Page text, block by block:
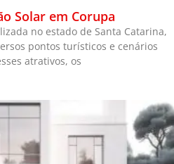
Solar em Corupa
no estado de Santa Catarina,
pontos turísticos e cenários
atrativos, os